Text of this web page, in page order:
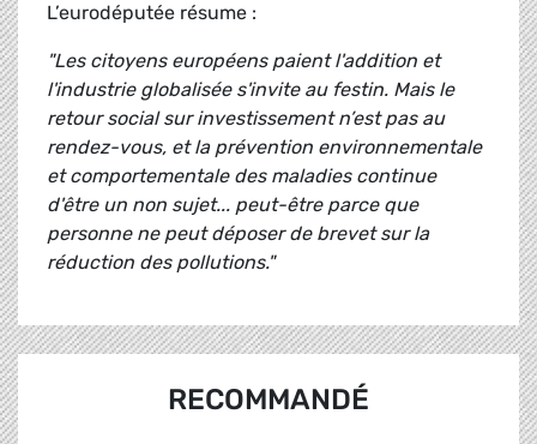
L’eurodéputée résume :
"Les citoyens européens paient l'addition et
l'industrie globalisée s'invite au festin. Mais le
retour social sur investissement n’est pas au
rendez-vous, et la prévention environnementale
et comportementale des maladies continue
d'être un non sujet... peut-être parce que
personne ne peut déposer de brevet sur la
réduction des pollutions."
RECOMMANDÉ